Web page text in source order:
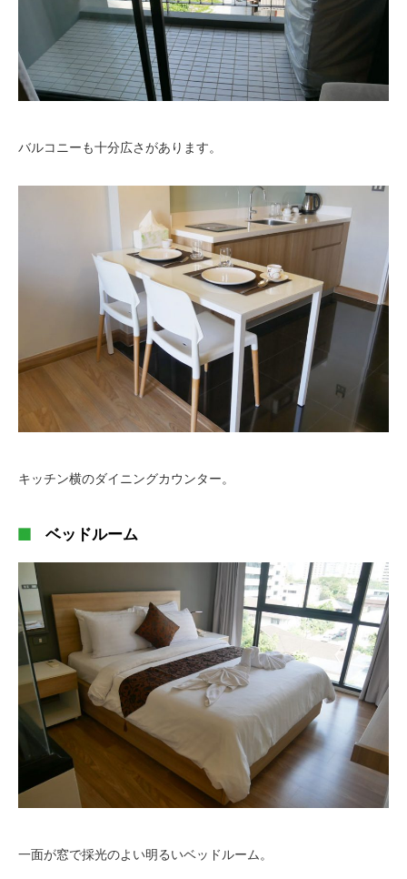
バルコニーも十分広さがあります。
キッチン横のダイニングカウンター。
ベッドルーム
一面が窓で採光のよい明るいベッドルーム。